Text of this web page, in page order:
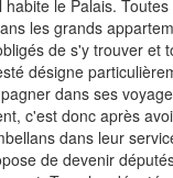
le Palais.
les grands
de s'y trouver et
désigne
dans ses
c'est donc après
dans leur
de devenir